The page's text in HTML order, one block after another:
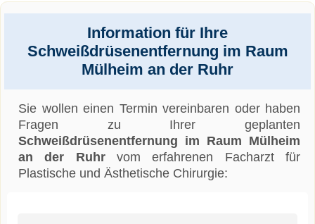
Information für Ihre
Schweißdrüsenentfernung im Raum
Mülheim an der Ruhr
Sie wollen einen Termin vereinbaren oder haben
Fragen zu Ihrer geplanten
Schweißdrüsenentfernung im Raum Mülheim
an der Ruhrvom erfahrenen Facharzt für
Plastische und Ästhetische Chirurgie: